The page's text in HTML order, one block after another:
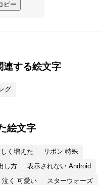
ピー
する絵文字
グ
絵文字
く増えた
リボン 特殊
旗 出し方
表示されない Android
泣く 可愛い
スターウォーズ